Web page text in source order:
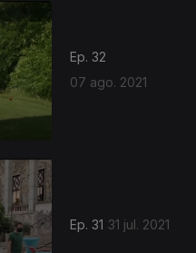
Ep. 32
07 ago. 2021
Ep. 31 31 jul. 2021